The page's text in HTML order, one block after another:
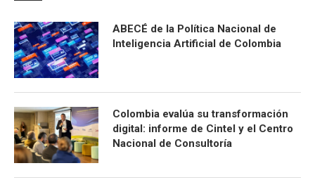
ABECÉ de la Política Nacional de
Inteligencia Artificial de Colombia
Colombia evalúa su transformación
digital: informe de Cintel y el Centro
Nacional de Consultoría